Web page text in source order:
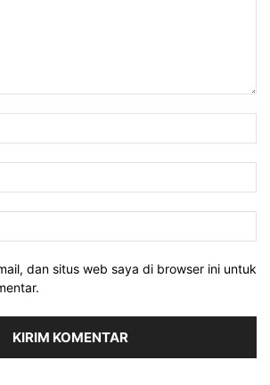
dan situs web saya di browser ini untuk